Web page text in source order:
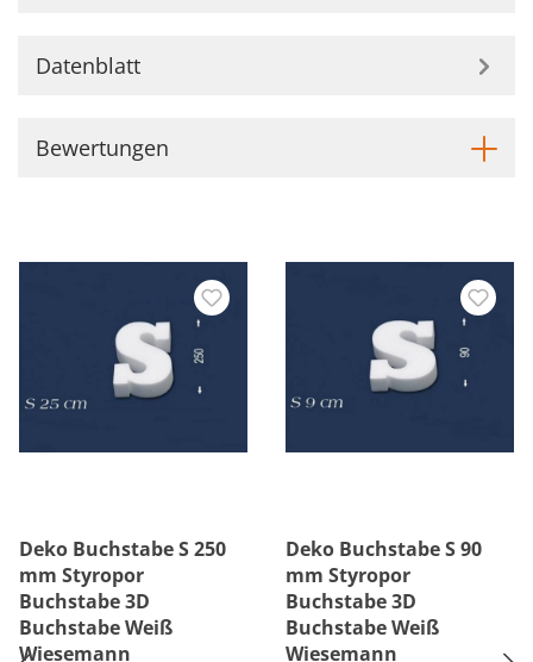
Datenblatt
Bewertungen
Deko Buchstabe S 250
mm Styropor
Buchstabe 3D
Buchstabe Weiß
Wiesemann
Deko Buchstabe S 90
mm Styropor
Buchstabe 3D
Buchstabe Weiß
Wiesemann